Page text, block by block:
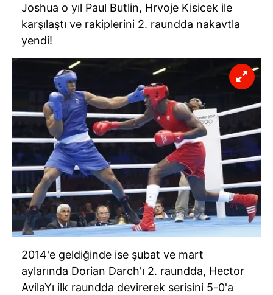
Joshua o yıl Paul Butlin, Hrvoje Kisicek ile
karşılaştı ve rakiplerini 2. raundda nakavtla
yendi!
2014'e geldiğinde ise şubat ve mart
aylarında Dorian Darch'ı 2. raundda, Hector
AvilaYı ilk raundda devirerek serisini 5-0'a